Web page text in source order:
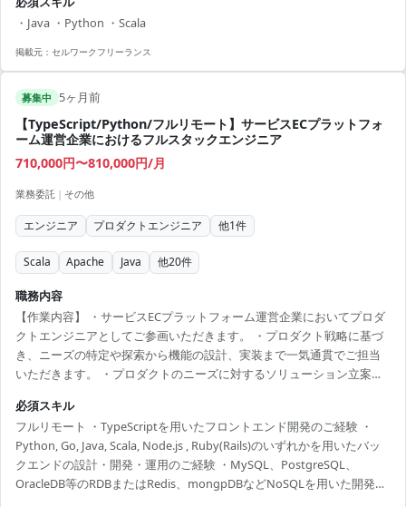
を統合する大規模プロジェクトに参加 ・最新のSnowflake環境での経
験を積むことができる ・業務効率化に貢献するシステム開発に携わる
・Java ・Python ・Scala
掲載元： セルワークフリーランス
募集中 5ヶ月前
【TypeScript/Python/フルリモート】サービスECプラットフォ
ーム運営企業におけるフルスタックエンジニア
710,000円〜810,000円/月
業務委託 | その他
エンジニア プロダクトエンジニア 他1件
Scala Apache Java 他20件
職務内容
【作業内容】 ・サービスECプラットフォーム運営企業においてプロダ
クトエンジニアとしてご参画いただきます。 ・プロダクト戦略に基づ
き、ニーズの特定や探索から機能の設計、実装まで一気通貫でご担当
いただきます。 ・プロダクトのニーズに対するソリューション立案及
成・レビュー・検証・リリースなどプロダクト開発を行っていただき
ます。 ・チームに紐付いている機能群の改善や負債解消等のメンテナ
ンスを行っていただきます。 ・仕様確認、不具合調査などの問い合わ
せ対応やシステムアラートの対応を行っていただきます。 ・チームの
仮説検証サイクルの最速化に向けての改善を行ってい...
必須スキル
フルリモート ・TypeScriptを用いたフロントエンド開発のご経験 ・
Python, Go, Java, Scala, Node.js , Ruby(Rails)のいずれかを用いたバッ
クエンドの設計・開発・運用のご経験 ・MySQL、PostgreSQL、
OracleDB等のRDBまたはRedis、mongpDBなどNoSQLを用いた開発の